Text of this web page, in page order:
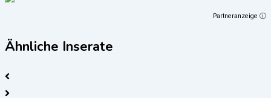
Partneranzeige ⓘ
Ähnliche Inserate